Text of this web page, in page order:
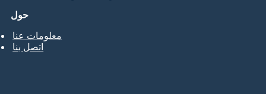
حول
معلومات عنا
اتصل بنا